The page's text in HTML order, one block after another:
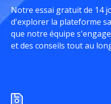
Notre essai gratuit de 14
d'explorer la plateforme
que notre équipe
et des conseils tout au